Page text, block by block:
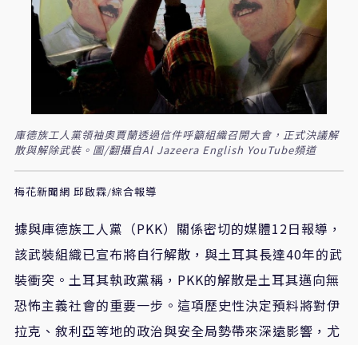
庫德族工人黨領袖奧賈蘭透過信件呼籲組織召開大會，正式決議解
散與解除武裝。圖/翻攝自Al Jazeera English YouTube頻道
梅花新聞網 邱啟霖/綜合報導
據與庫德族工人黨（PKK）關係密切的媒體12日報導，
該武裝組織已宣布將自行解散，與土耳其長達40年的武
裝衝突。土耳其執政黨稱，PKK的解散是土耳其邁向無
恐怖主義社會的重要一步。這項歷史性決定預料將對伊
拉克、敘利亞等地的政治與安全局勢帶來深遠影響，尤